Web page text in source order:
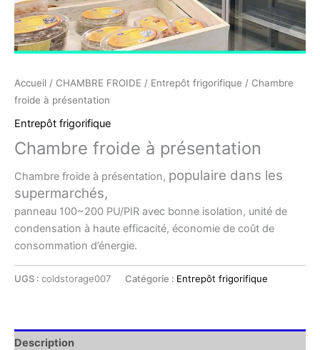
Accueil / CHAMBRE FROIDE / Entrepôt frigorifique / Chambre
froide à présentation
Entrepôt frigorifique
Chambre froide à présentation
Chambre froide à présentation, populaire dans les
supermarchés,
panneau 100~200 PU/PIR avec bonne isolation, unité de
condensation à haute efficacité, économie de coût de
consommation d’énergie.
UGS : coldstorage007 Catégorie : Entrepôt frigorifique
Description